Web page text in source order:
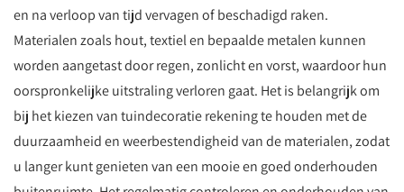
en na verloop van tijd vervagen of beschadigd raken.
Materialen zoals hout, textiel en bepaalde metalen kunnen
worden aangetast door regen, zonlicht en vorst, waardoor hun
oorspronkelijke uitstraling verloren gaat. Het is belangrijk om
bij het kiezen van tuindecoratie rekening te houden met de
duurzaamheid en weerbestendigheid van de materialen, zodat
u langer kunt genieten van een mooie en goed onderhouden